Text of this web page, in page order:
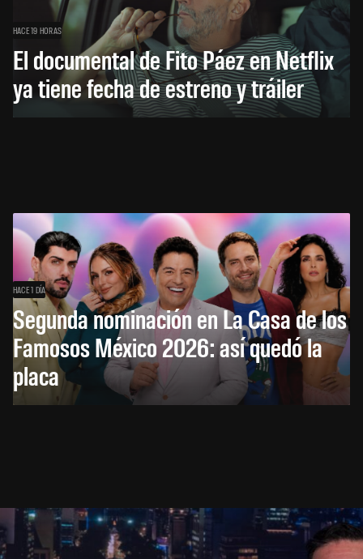
HACE 19 HORAS
El documental de Fito Páez en Netflix
ya tiene fecha de estreno y tráiler
HACE 1 DÍA
Segunda nominación en La Casa de los
Famosos México 2026: así quedó la
placa